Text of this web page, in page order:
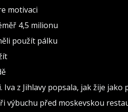
motivaci
4,5 milionu
použít pálku
z Jihlavy popsala, jak žije jako
výbuchu před moskevskou